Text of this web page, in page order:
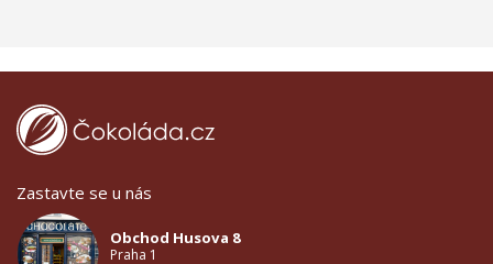
Zastavte se u nás
Obchod Husova 8
Praha 1